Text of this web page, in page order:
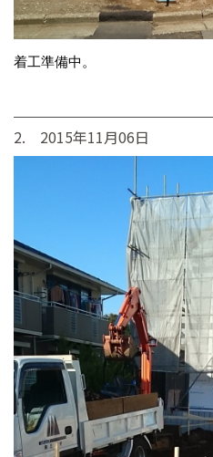
着工準備中。
2. 2015年11月06日